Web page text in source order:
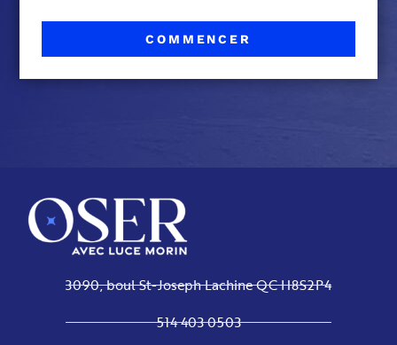
COMMENCER
3090, boul St-Joseph Lachine QC H8S2P4
514 403 0503